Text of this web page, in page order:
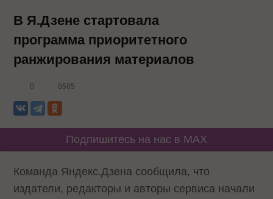
В Я.Дзене стартовала
программа приоритетного
ранжирования материалов
0 8585
Подпишитесь на нас в MAX
Команда Яндекс.Дзена сообщила, что
издатели, редакторы и авторы сервиса начали